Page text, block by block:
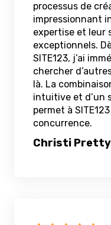
processus de
impressionnant
expertise et leur
exceptionnels.
SITE123, j’ai
chercher
là. La
intuitive et d’un
permet à
concurrence.
Christi